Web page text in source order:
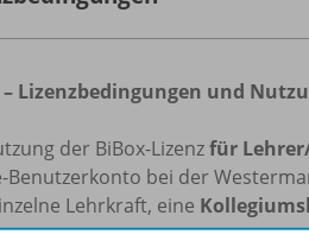
– Lizenzbedingungen und
der BiBox-Lizenzfür
Benutzerkonto bei der
Lehrkraft, eine